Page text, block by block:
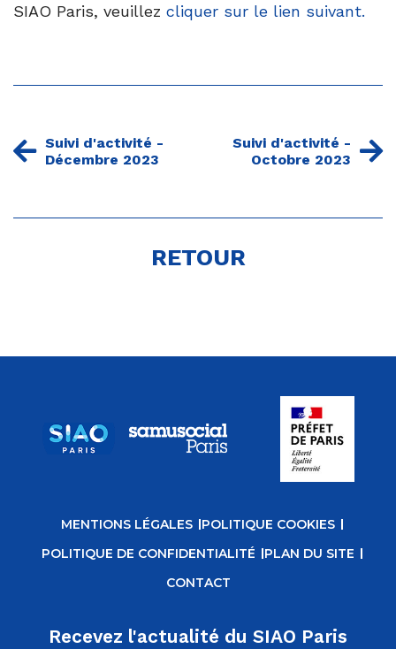
SIAO Paris, veuillez cliquer sur le lien suivant.
Suivi d'activité -
Décembre 2023
RETOUR
Suivi d'activité -
Octobre 2023
MENTIONS LÉGALES
POLITIQUE COOKIES
POLITIQUE DE CONFIDENTIALITÉ
PLAN DU SITE
CONTACT
Recevez l'actualité du SIAO Paris